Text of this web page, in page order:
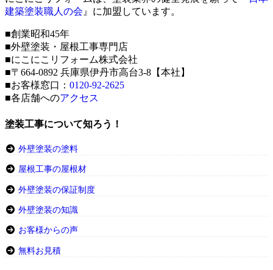
建築塗装職人の会 』に加盟しています。
■創業昭和45年
■外壁塗装・屋根工事専門店
■にこにこリフォーム株式会社
■〒664-0892 兵庫県伊丹市高台3-8【本社】
■お客様窓口： 0120-92-2625
■各店舗へのアクセス
塗装工事について知ろう！
外壁塗装の塗料
屋根工事の屋根材
外壁塗装の保証制度
外壁塗装の知識
お客様からの声
無料お見積